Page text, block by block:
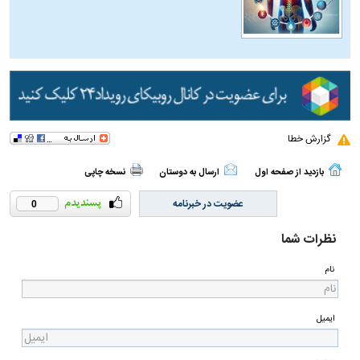
گزارش خطا
بازدید از صفحه اول ارسال به دوستان نسخه چاپی
0 عضویت در خبرنامه
نظرات شما
نام
ایمیل